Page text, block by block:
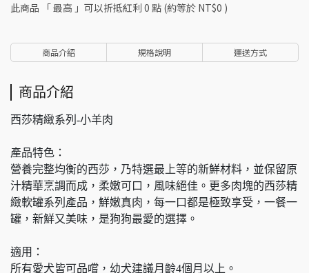
此商品 「 最高 」可以折抵紅利 0 點 (約等於 NT$0 )
商品介紹 規格說明 運送方式
商品介紹
西莎精緻系列-小羊肉
產品特色：
營養完整均衡的西莎，乃特選最上等的新鮮材料，並保留原
汁精華烹調而成，柔嫩可口，風味絕佳。更多肉塊的西莎精
緻軟罐系列產品，鮮嫩真肉，每一口都是極致享受，一餐一
罐，新鮮又美味，是狗狗最愛的選擇。
適用：
所有愛犬皆可品嚐，幼犬建議月齡4個月以上。